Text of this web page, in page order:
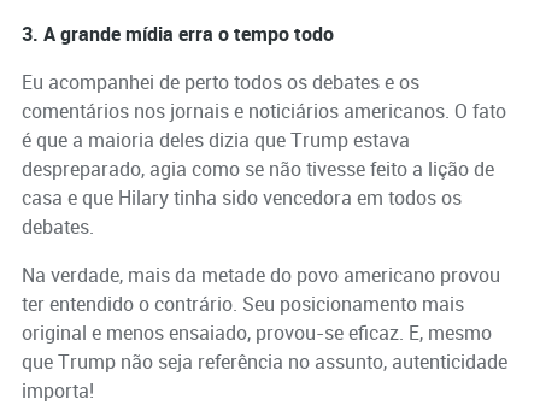
3. A grande mídia erra o tempo todo
Eu acompanhei de perto todos os debates e os
comentários nos jornais e noticiários americanos. O fato
é que a maioria deles dizia que Trump estava
despreparado, agia como se não tivesse feito a lição de
casa e que Hilary tinha sido vencedora em todos os
debates.
Na verdade, mais da metade do povo americano provou
ter entendido o contrário. Seu posicionamento mais
original e menos ensaiado, provou-se eficaz. E, mesmo
que Trump não seja referência no assunto, autenticidade
importa!